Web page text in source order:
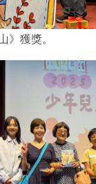
》獲獎。